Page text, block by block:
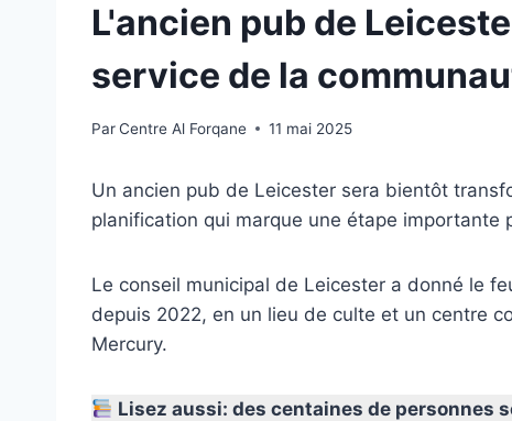
L'ancien pub de
service de la
ParCentre Al Forqane 11 mai 2025
Un ancien pub de Leicester sera bientôt
planification qui marque une étape importante
Le conseil municipal de Leicester a donné le
depuis 2022, en un lieu de culte et un centre
Mercury.
Lisez aussi: des centaines de personnes